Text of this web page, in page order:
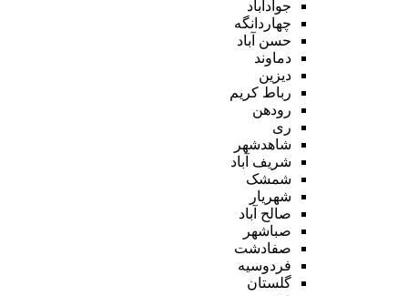
جوادآباد
چهاردانگه
حسن آباد
دماوند
دیزین
رباط کریم
رودهن
ری
شاهدشهر
شریف آباد
شمشک
شهریار
صالح آباد
صباشهر
صفادشت
فردوسیه
گلستان